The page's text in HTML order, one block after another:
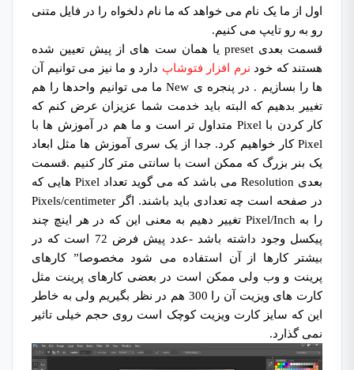
اول از ما یک نام می خواهد که ما نام دلخواه را در فایل متنی
رو به رو تایپ می کنیم.
قسمت بعدی preset یا همان ست های از پیش تعیین شده
هستند که خود نرم افزار فتوشاپ دارد و ما نیز می توانیم آن
ها را بسازیم . در پنجره ی New ما می توانیم واحدها را هم
تغییر بدهیم که البته باید خدمت شما عزیزان عرض کنم که
کار کردن با Pixel متداول تر است و ما هم در آموزش ها با
Pixel کار خواهیم کرد. جدا از یک سری آموزش ها مثل ابعاد
یک بنر بزرگ که ممکن است با سانتی متر کار کنیم .قسمت
بعدی Resolution می باشد که می گوید تعداد Pixel هایی که
در صفحه است چه تعدادی باید باشند. اگر Pixels/centimeter
را به Pixel/Inch تغییر دهیم به معنی این که در هر اینچ چند
پیکسل وجود داشته باشد -عدد پیش فرض 72 است که در
بیشتر کارها از آن استفاده می شود مخصوصا” کارهای
پرینت و وب ولی ممکن است در بعضی کارهای پرینت مثل
کارت های ویزیت آن را 300 هم در نظر بگیریم ولی به خاطر
این که سایز کارت ویزیت کوچک است روی حجم خیلی تاثیر
نمی گذارد.